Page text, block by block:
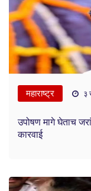
महाराष्ट्र ३
उपोषण मागे घेताच
कारवाई